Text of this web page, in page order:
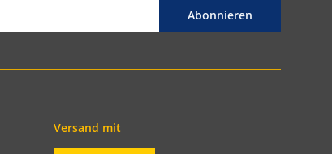
Abonnieren
Versand mit